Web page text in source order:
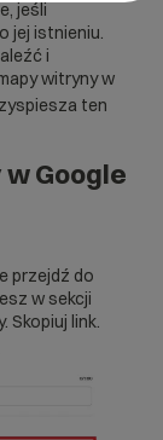
jeśli
jej istnieniu.
i
witryny w
ten
Google
przejdź do
w sekcji
Skopiuj link.